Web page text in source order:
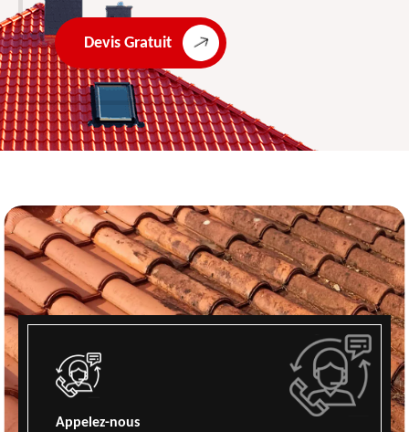
Devis Gratuit
Appelez-nous